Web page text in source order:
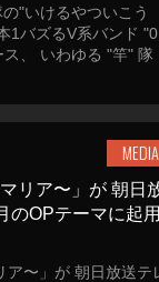
"いけるやついこう
バズるV系バンド "0.
、 いわゆる "竿" 隊
MEDIA
リア〜」が 朝日
のOPテーマに起用
ア〜」が 朝日放送テ